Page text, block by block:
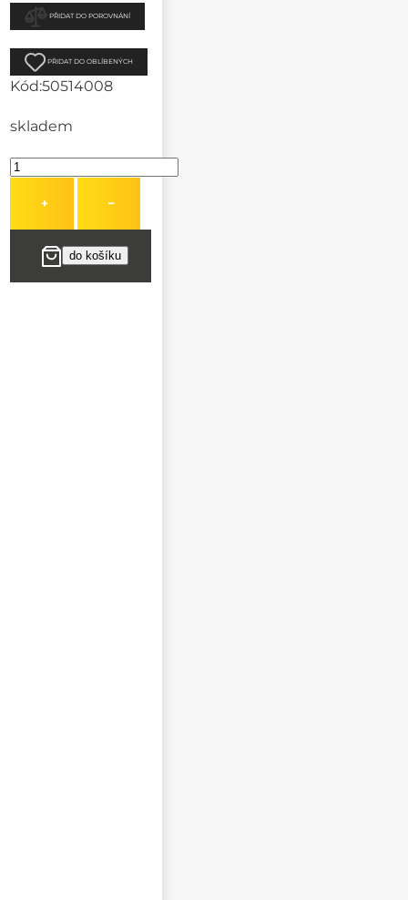
PŘIDAT DO POROVNÁNÍ
PŘIDAT DO OBLÍBENÝCH
Kód:50514008
skladem
+ −